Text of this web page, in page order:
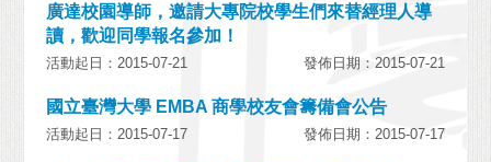
廣達校園導師，邀請大專院校學生們來替經理人導
讀，歡迎同學報名參加！
活動起日：2015-07-21 發佈日期：2015-07-21
國立臺灣大學 EMBA 商學校友會籌備會公告
活動起日：2015-07-17 發佈日期：2015-07-17